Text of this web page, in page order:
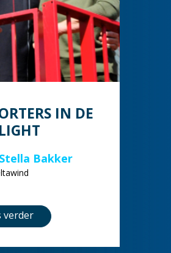
IN DE
Bakker
verder